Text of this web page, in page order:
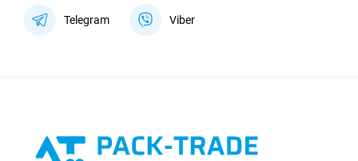
Telegram Viber